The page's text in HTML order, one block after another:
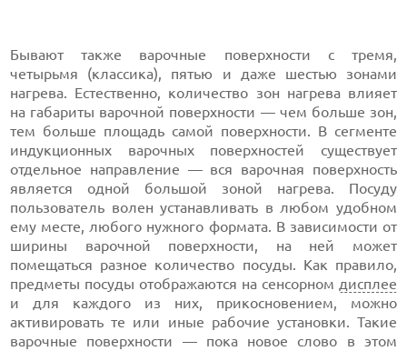
Бывают также варочные поверхности с тремя,
четырьмя (классика), пятью и даже шестью зонами
нагрева. Естественно, количество зон нагрева влияет
на габариты варочной поверхности — чем больше зон,
тем больше площадь самой поверхности. В сегменте
индукционных варочных поверхностей существует
отдельное направление — вся варочная поверхность
является одной большой зоной нагрева. Посуду
пользователь волен устанавливать в любом удобном
ему месте, любого нужного формата. В зависимости от
ширины варочной поверхности, на ней может
помещаться разное количество посуды. Как правило,
предметы посуды отображаются на сенсорном дисплее
и для каждого из них, прикосновением, можно
активировать те или иные рабочие установки. Такие
варочные поверхности — пока новое слово в этом